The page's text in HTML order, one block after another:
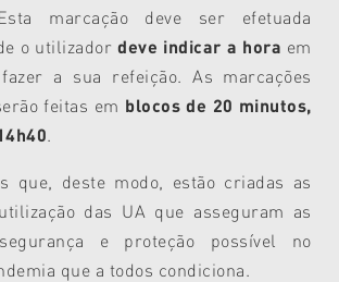
marcação deve ser efetuada
o utilizadordeve indicar a hora em
a sua refeição. As marcações
feitas em blocos de 20 minutos,
.
que, deste modo, estão criadas as
das UA que asseguram as
e proteção possível no
que a todos condiciona.